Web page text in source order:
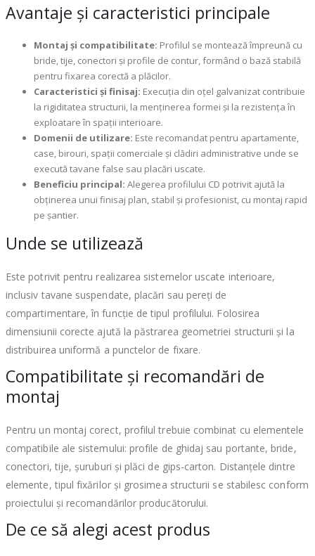
Avantaje și caracteristici principale
Montaj și compatibilitate: Profilul se montează împreună cu
bride, tije, conectori și profile de contur, formând o bază stabilă
pentru fixarea corectă a plăcilor.
Caracteristici și finisaj: Execuția din oțel galvanizat contribuie
la rigiditatea structurii, la menținerea formei și la rezistența în
exploatare în spații interioare.
Domenii de utilizare: Este recomandat pentru apartamente,
case, birouri, spații comerciale și clădiri administrative unde se
execută tavane false sau placări uscate.
Beneficiu principal: Alegerea profilului CD potrivit ajută la
obținerea unui finisaj plan, stabil și profesionist, cu montaj rapid
pe șantier.
Unde se utilizează
Este potrivit pentru realizarea sistemelor uscate interioare,
inclusiv tavane suspendate, placări sau pereți de
compartimentare, în funcție de tipul profilului. Folosirea
dimensiunii corecte ajută la păstrarea geometriei structurii și la
distribuirea uniformă a punctelor de fixare.
Compatibilitate și recomandări de
montaj
Pentru un montaj corect, profilul trebuie combinat cu elementele
compatibile ale sistemului: profile de ghidaj sau portante, bride,
conectori, tije, șuruburi și plăci de gips-carton. Distanțele dintre
elemente, tipul fixărilor și grosimea structurii se stabilesc conform
proiectului și recomandărilor producătorului.
De ce să alegi acest produs